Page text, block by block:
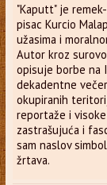
"Kaputt" je
pisac Kurcio
užasima i
Autor kroz
opisuje borbe na
dekadentne
okupiranih
reportaže i
zastrašujuća i
sam naslov
žrtava.